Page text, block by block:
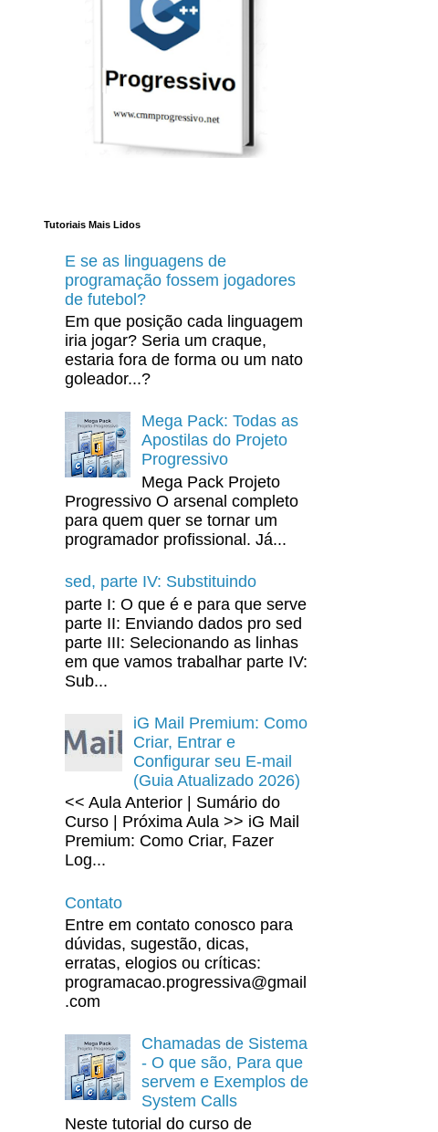
Tutoriais Mais Lidos
E se as linguagens de
programação fossem jogadores
de futebol?
Em que posição cada linguagem
iria jogar? Seria um craque,
estaria fora de forma ou um nato
goleador...?
Mega Pack: Todas as
Apostilas do Projeto
Progressivo
Mega Pack Projeto
Progressivo O arsenal completo
para quem quer se tornar um
programador profissional. Já...
sed, parte IV: Substituindo
parte I: O que é e para que serve
parte II: Enviando dados pro sed
parte III: Selecionando as linhas
em que vamos trabalhar parte IV:
Sub...
iG Mail Premium: Como
Criar, Entrar e
Configurar seu E-mail
(Guia Atualizado 2026)
<< Aula Anterior | Sumário do
Curso | Próxima Aula >> iG Mail
Premium: Como Criar, Fazer
Log...
Contato
Entre em contato conosco para
dúvidas, sugestão, dicas,
erratas, elogios ou críticas:
programacao.progressiva@gmail
.com
Chamadas de Sistema
- O que são, Para que
servem e Exemplos de
System Calls
Neste tutorial do curso de